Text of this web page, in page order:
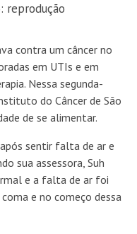
reprodução
contra um câncer no
em UTIs e em
Nessa segunda-
do Câncer de São
de se alimentar.
sentir falta de ar e
sua assessora, Suh
e a falta de ar foi
e no começo dessa